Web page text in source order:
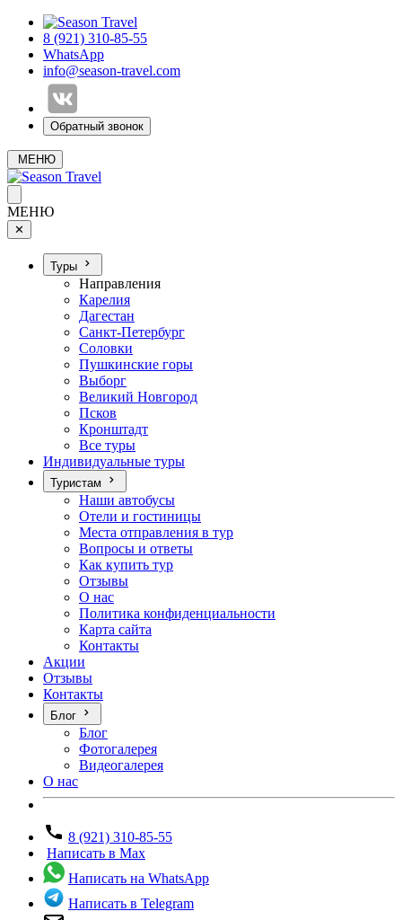
8 (921) 310-85-55
WhatsApp
info@season-travel.com
Обратный звонок
МЕНЮ
МЕНЮ
✕
Туры
Направления
Карелия
Дагестан
Санкт-Петербург
Соловки
Пушкинские горы
Выборг
Великий Новгород
Псков
Кронштадт
Все туры
Индивидуальные туры
Туристам
Наши автобусы
Отели и гостиницы
Места отправления в тур
Вопросы и ответы
Как купить тур
Отзывы
О нас
Политика конфиденциальности
Карта сайта
Контакты
Акции
Отзывы
Контакты
Блог
Блог
Фотогалерея
Видеогалерея
О нас
8 (921) 310-85-55
Написать в Max
Написать на WhatsApp
Написать в Telegram